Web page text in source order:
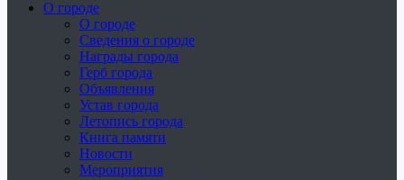
О городе
О городе
Сведения о городе
Награды города
Герб города
Объявления
Устав города
Летопись города
Книга памяти
Новости
Мероприятия